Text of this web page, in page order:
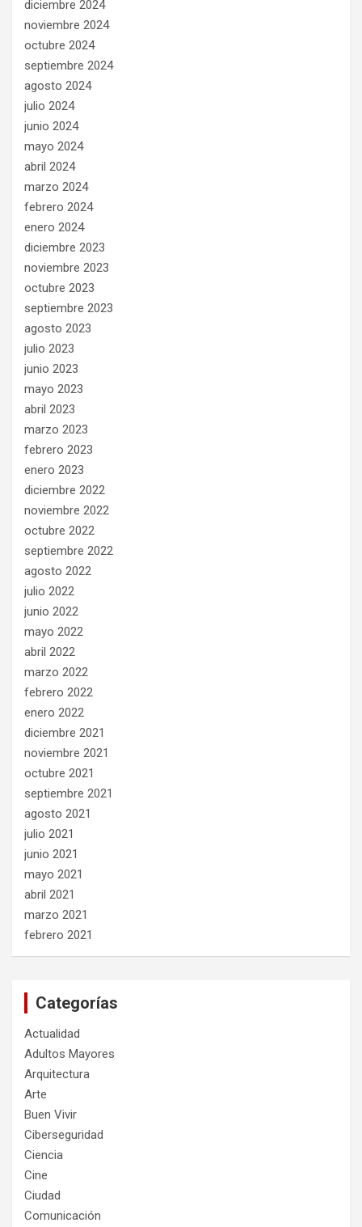
diciembre 2024
noviembre 2024
octubre 2024
septiembre 2024
agosto 2024
julio 2024
junio 2024
mayo 2024
abril 2024
marzo 2024
febrero 2024
enero 2024
diciembre 2023
noviembre 2023
octubre 2023
septiembre 2023
agosto 2023
julio 2023
junio 2023
mayo 2023
abril 2023
marzo 2023
febrero 2023
enero 2023
diciembre 2022
noviembre 2022
octubre 2022
septiembre 2022
agosto 2022
julio 2022
junio 2022
mayo 2022
abril 2022
marzo 2022
febrero 2022
enero 2022
diciembre 2021
noviembre 2021
octubre 2021
septiembre 2021
agosto 2021
julio 2021
junio 2021
mayo 2021
abril 2021
marzo 2021
febrero 2021
Categorías
Actualidad
Adultos Mayores
Arquitectura
Arte
Buen Vivir
Ciberseguridad
Ciencia
Cine
Ciudad
Comunicación